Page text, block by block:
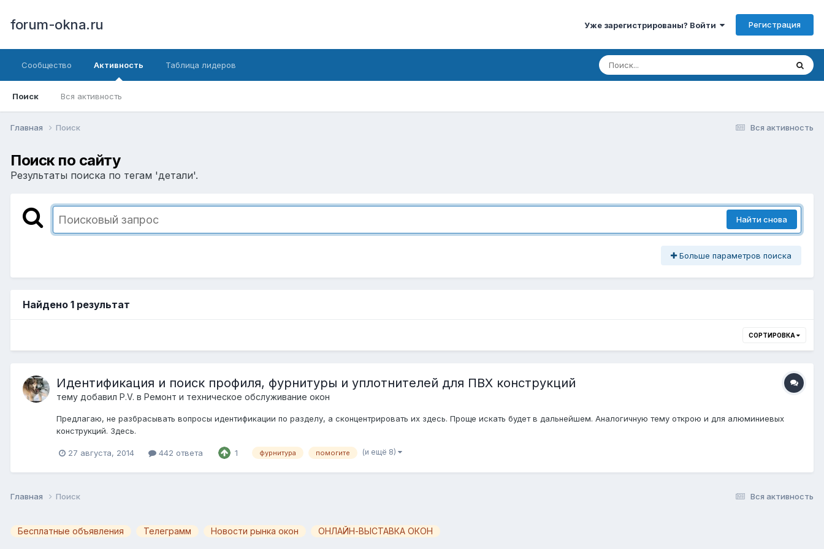
forum-okna.ru Уже зарегистрированы? Войти Регистрация
Сообщество Активность
Поиск Вся активность
Таблица лидеров
Вся активность
Главная Поиск
Поиск по сайту
Результаты поиска по тегам 'детали'.
Найти снова
Больше параметров поиска
Найдено 1 результат
СОРТИРОВКА
Идентификация и поиск профиля, фурнитуры и уплотнителей для ПВХ конструкций
тему добавил P.V. в Ремонт и техническое обслуживание окон
Предлагаю, не разбрасывать вопросы идентификации по разделу, а сконцентрировать их здесь. Проще искать будет в дальнейшем. Аналогичную тему открою и для алюминиевых
конструкций. Здесь.
27 августа, 2014 442 ответа 1 фурнитура помогите (и ещё 8)
Вся активность
Главная Поиск
Бесплатные объявления Телеграмм Новости рынка окон ОНЛАЙН-ВЫСТАВКА ОКОН